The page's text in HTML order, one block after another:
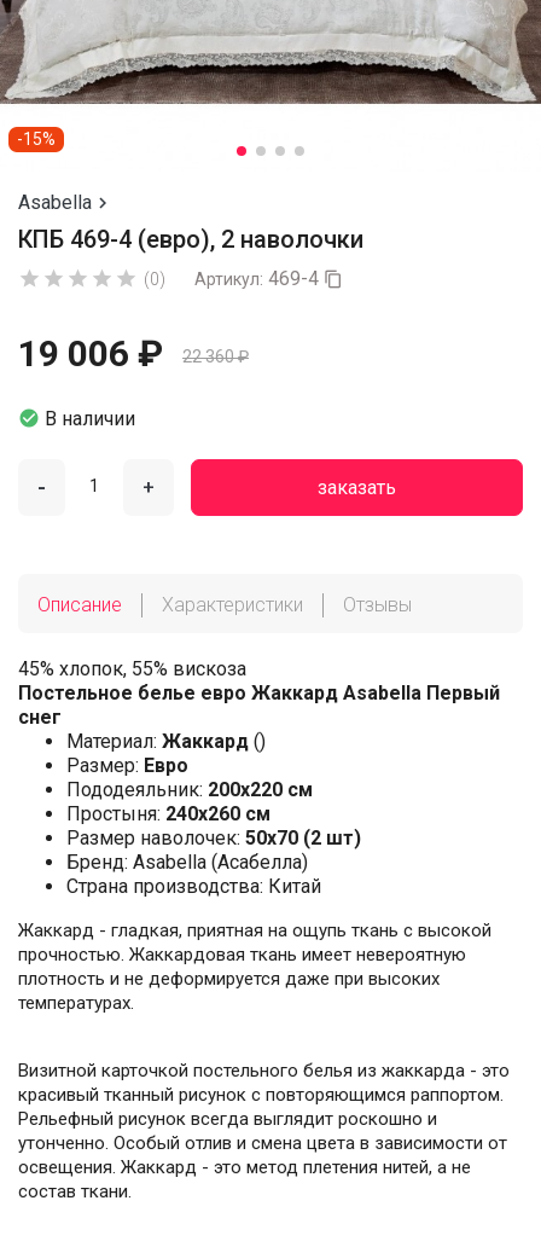
-15%
Asabella 
КПБ 469-4 (евро), 2 наволочки
     (0) Артикул: 469-4 
19 006 ₽ 22 360 ₽
 В наличии
- + заказать
Описание Характеристики Отзывы
45% хлопок, 55% вискоза
Постельное белье евро Жаккард Asabella Первый
снег
Материал: Жаккард ()
Размер: Евро
Пододеяльник: 200х220 см
Простыня: 240х260 см
Размер наволочек: 50x70 (2 шт)
Бренд: Asabella (Асабелла)
Страна производства: Китай
Жаккард - гладкая, приятная на ощупь ткань с высокой
прочностью. Жаккардовая ткань имеет невероятную
плотность и не деформируется даже при высоких
температурах.
Визитной карточкой постельного белья из жаккарда - это
красивый тканный рисунок с повторяющимся раппортом.
Рельефный рисунок всегда выглядит роскошно и
утонченно. Особый отлив и смена цвета в зависимости от
освещения. Жаккард - это метод плетения нитей, а не
состав ткани.